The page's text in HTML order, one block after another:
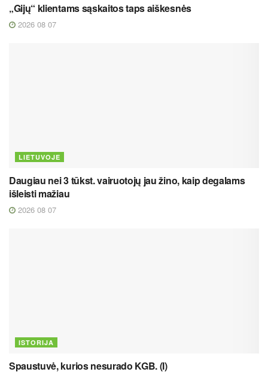
„Gijų“ klientams sąskaitos taps aiškesnės
2026 08 07
LIETUVOJE
Daugiau nei 3 tūkst. vairuotojų jau žino, kaip degalams
išleisti mažiau
2026 08 07
ISTORIJA
Spaustuvė, kurios nesurado KGB. (I)